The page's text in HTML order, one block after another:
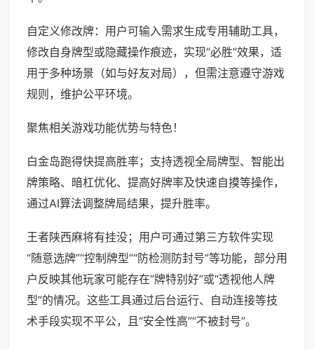
自定义修改牌：用户可输入需求生成专用辅助工具，
修改自身牌型或隐藏操作痕迹，实现“必胜”效果，适
用于多种场景（如与好友对局），但需注意遵守游戏
规则，维护公平环境。
聚焦相关游戏功能优势与特色！
白金岛跑得快提高胜率；支持透视全局牌型、智能出
牌策略、暗杠优化、提高好牌率及快速自摸等操作，
通过AI算法调整牌局结果，提升胜率。
王者陕西麻将有挂没；用户可通过第三方软件实现
“随意选牌”“控制牌型”“防检测防封号”等功能，部分用
户反映其他玩家可能存在“牌特别好”或“透视他人牌
型”的情况。这些工具通过后台运行、自动连接等技
术手段实现不平公，且“安全性高”“不被封号”。